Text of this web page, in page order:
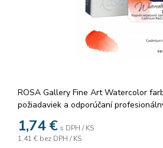
ROSA Gallery Fine Art Watercolor
požiadaviek a odporúčaní
Akvarelové farby sú vyrábané z
vysoko kvalitných organických a
mletých pigmentov, ktorá zaisťuje
1,74 € s DPH / KS
1,41 € bez DPH / KS